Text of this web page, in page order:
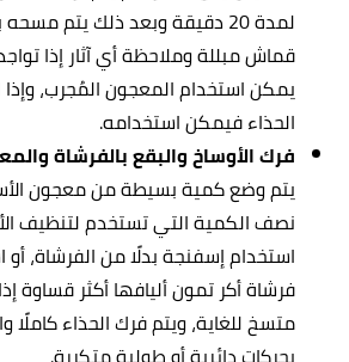
لمدة 20 دقيقة وبعد ذلك يتم
قماش مبللة وملاحظة أي آثار إذا
يمكن استخدام المعجون المُجرب،
الحذاء فيمكن استخدامه.
فرك الأوساخ والبقع بالفرشاة
يتم وضع كمية بسيطة من معجون
نصف الكمية التي تستخدم لتنظيف
استخدام إسفنجة بدلًا من الفرشاة، أو
فرشاة أكر تمون أليافها أكثر قساوة
متسخ للغاية، ويتم فرك الحذاء كاملًا